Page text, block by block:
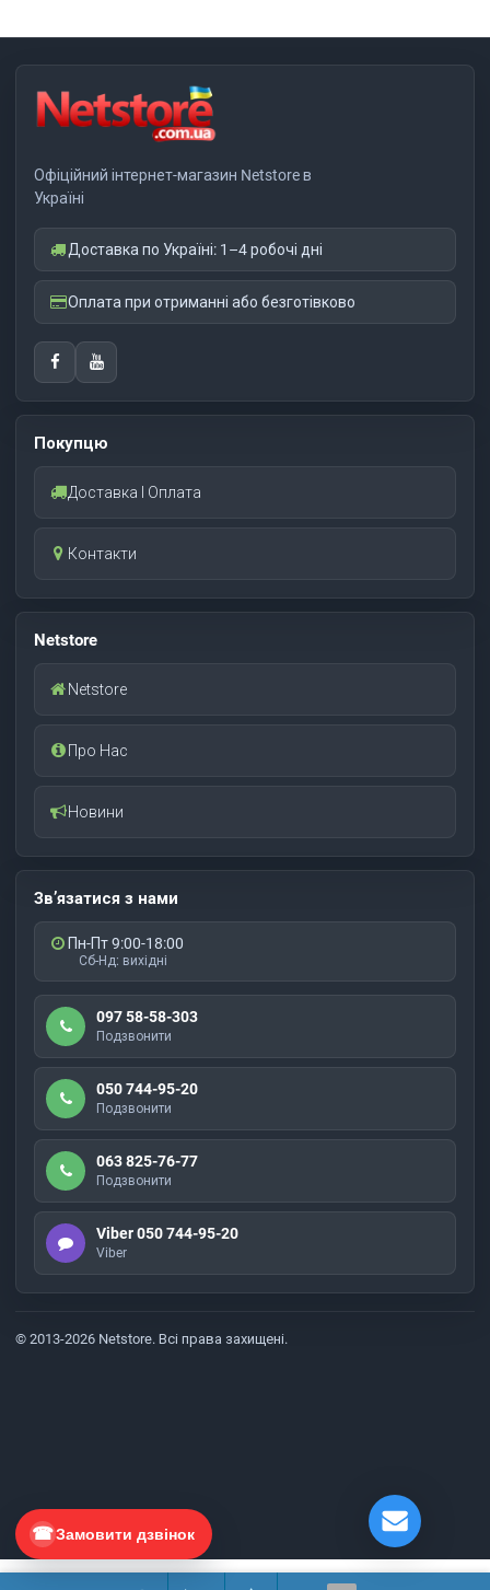
Офіційний інтернет-магазин Netstore в
Україні
Доставка по Україні: 1–4 робочі дні
Оплата при отриманні або безготівково
Покупцю
Доставка І Оплата
Контакти
Netstore
Netstore
Про Нас
Новини
Зв’язатися з нами
Пн-Пт 9:00-18:00
Сб-Нд: вихідні
097 58-58-303
Подзвонити
050 744-95-20
Подзвонити
063 825-76-77
Подзвонити
Viber 050 744-95-20
Viber
© 2013-2026 Netstore. Всі права захищені.
Замовити дзвінок